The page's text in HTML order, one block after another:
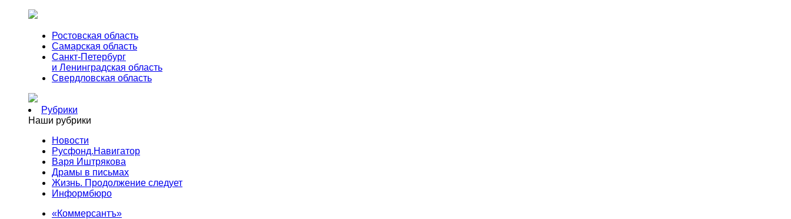
Ростовская область
Самарская область
Санкт-Петербург
и Ленинградская область
Свердловская область
Рубрики
Наши рубрики
Новости
Русфонд.Навигатор
Варя Иштрякова
Драмы в письмах
Жизнь. Продолжение следует
Информбюро
«Коммерсантъ»